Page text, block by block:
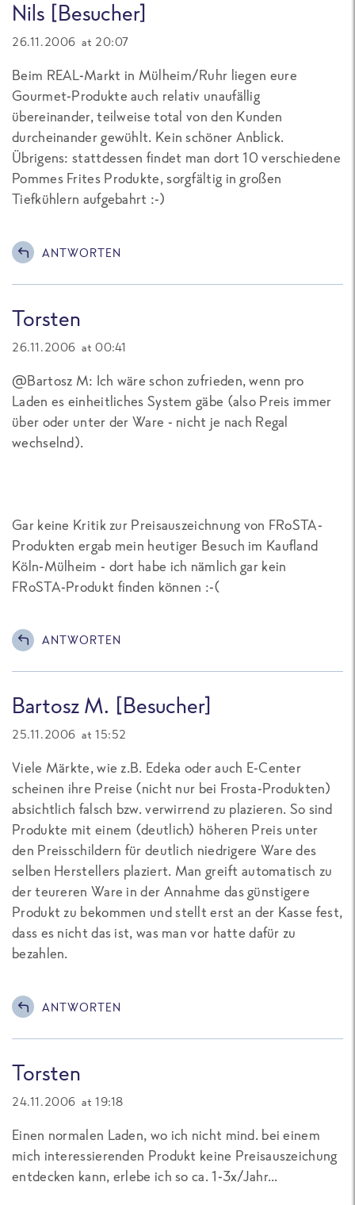
Nils [Besucher]
26.11.2006 at 20:07
Beim REAL-Markt in Mülheim/Ruhr liegen eure
Gourmet-Produkte auch relativ unaufällig
übereinander, teilweise total von den Kunden
durcheinander gewühlt. Kein schöner Anblick.
Übrigens: stattdessen findet man dort 10 verschiedene
Pommes Frites Produkte, sorgfältig in großen
Tiefkühlern aufgebahrt :-)
ANTWORTEN
Torsten
26.11.2006 at 00:41
@Bartosz M: Ich wäre schon zufrieden, wenn pro
Laden es einheitliches System gäbe (also Preis immer
über oder unter der Ware - nicht je nach Regal
wechselnd).
Gar keine Kritik zur Preisauszeichnung von FRoSTA-
Produkten ergab mein heutiger Besuch im Kaufland
Köln-Mülheim - dort habe ich nämlich gar kein
FRoSTA-Produkt finden können :-(
ANTWORTEN
Bartosz M. [Besucher]
25.11.2006 at 15:52
Viele Märkte, wie z.B. Edeka oder auch E-Center
scheinen ihre Preise (nicht nur bei Frosta-Produkten)
absichtlich falsch bzw. verwirrend zu plazieren. So sind
Produkte mit einem (deutlich) höheren Preis unter
den Preisschildern für deutlich niedrigere Ware des
selben Herstellers plaziert. Man greift automatisch zu
der teureren Ware in der Annahme das günstigere
Produkt zu bekommen und stellt erst an der Kasse fest,
dass es nicht das ist, was man vor hatte dafür zu
bezahlen.
ANTWORTEN
Torsten
24.11.2006 at 19:18
Einen normalen Laden, wo ich nicht mind. bei einem
mich interessierenden Produkt keine Preisauszeichung
entdecken kann, erlebe ich so ca. 1-3x/Jahr...